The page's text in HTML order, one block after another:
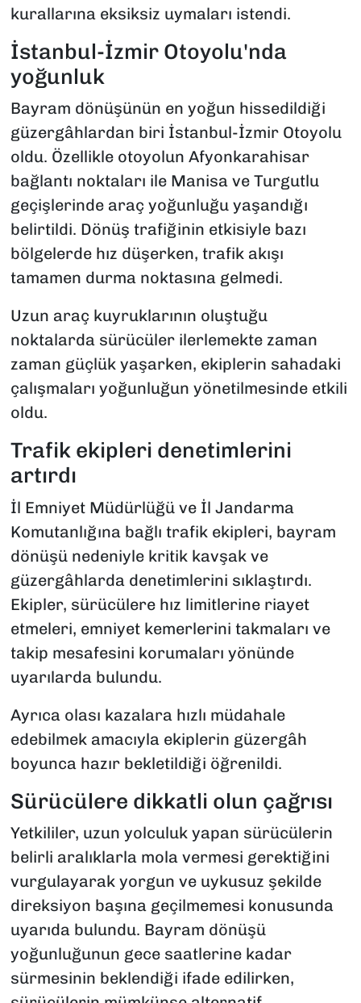
kurallarına eksiksiz uymaları istendi.
İstanbul-İzmir Otoyolu'nda
yoğunluk
Bayram dönüşünün en yoğun hissedildiği
güzergâhlardan biri İstanbul-İzmir Otoyolu
oldu. Özellikle otoyolun Afyonkarahisar
bağlantı noktaları ile Manisa ve Turgutlu
geçişlerinde araç yoğunluğu yaşandığı
belirtildi. Dönüş trafiğinin etkisiyle bazı
bölgelerde hız düşerken, trafik akışı
tamamen durma noktasına gelmedi.
Uzun araç kuyruklarının oluştuğu
noktalarda sürücüler ilerlemekte zaman
zaman güçlük yaşarken, ekiplerin sahadaki
çalışmaları yoğunluğun yönetilmesinde etkili
oldu.
Trafik ekipleri denetimlerini
artırdı
İl Emniyet Müdürlüğü ve İl Jandarma
Komutanlığına bağlı trafik ekipleri, bayram
dönüşü nedeniyle kritik kavşak ve
güzergâhlarda denetimlerini sıklaştırdı.
Ekipler, sürücülere hız limitlerine riayet
etmeleri, emniyet kemerlerini takmaları ve
takip mesafesini korumaları yönünde
uyarılarda bulundu.
Ayrıca olası kazalara hızlı müdahale
edebilmek amacıyla ekiplerin güzergâh
boyunca hazır bekletildiği öğrenildi.
Sürücülere dikkatli olun çağrısı
Yetkililer, uzun yolculuk yapan sürücülerin
belirli aralıklarla mola vermesi gerektiğini
vurgulayarak yorgun ve uykusuz şekilde
direksiyon başına geçilmemesi konusunda
uyarıda bulundu. Bayram dönüşü
yoğunluğunun gece saatlerine kadar
sürmesinin beklendiği ifade edilirken,